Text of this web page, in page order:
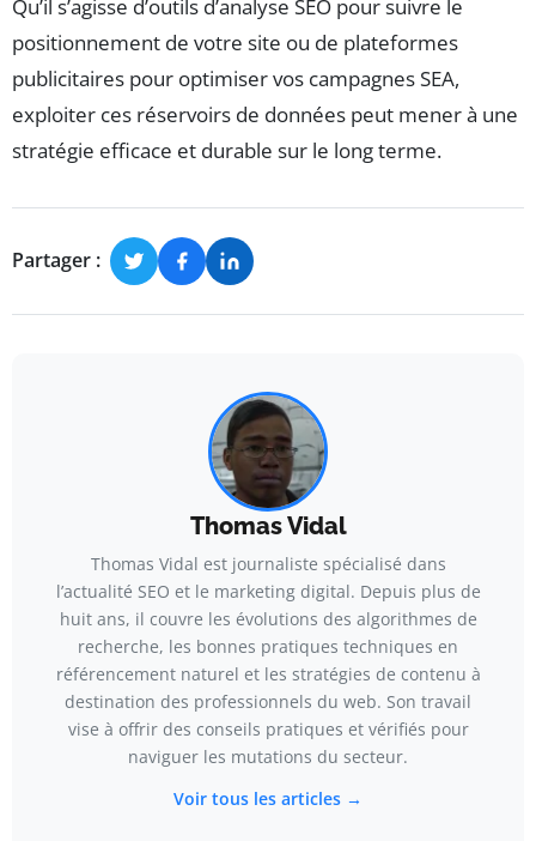
Qu’il s’agisse d’outils d’analyse SEO pour suivre le
positionnement de votre site ou de plateformes
publicitaires pour optimiser vos campagnes SEA,
exploiter ces réservoirs de données peut mener à une
stratégie efficace et durable sur le long terme.
Partager :
Thomas Vidal
Thomas Vidal est journaliste spécialisé dans
l’actualité SEO et le marketing digital. Depuis plus de
huit ans, il couvre les évolutions des algorithmes de
recherche, les bonnes pratiques techniques en
référencement naturel et les stratégies de contenu à
destination des professionnels du web. Son travail
vise à offrir des conseils pratiques et vérifiés pour
naviguer les mutations du secteur.
Voir tous les articles →